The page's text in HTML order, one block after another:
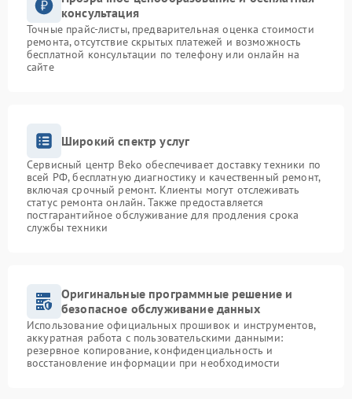
консультация
Точные прайс-листы, предварительная оценка стоимости
ремонта, отсутствие скрытых платежей и возможность
бесплатной консультации по телефону или онлайн на
сайте
Широкий спектр услуг
Сервисный центр Beko обеспечивает доставку техники по
всей РФ, бесплатную диагностику и качественный ремонт,
включая срочный ремонт. Клиенты могут отслеживать
статус ремонта онлайн. Также предоставляется
постгарантийное обслуживание для продления срока
службы техники
Оригинальные программные решение и
безопасное обслуживание данных
Использование официальных прошивок и инструментов,
аккуратная работа с пользовательскими данными:
резервное копирование, конфиденциальность и
восстановление информации при необходимости